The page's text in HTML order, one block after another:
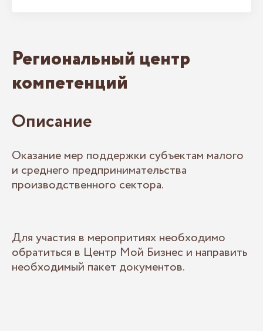
Региональный центр
компетенций
Описание
Оказание мер поддержки субъектам малого
и среднего предпринимательства
производственного сектора.
Для участия в меропритиях необходимо
обратиться в Центр Мой Бизнес и направить
необходимый пакет документов.